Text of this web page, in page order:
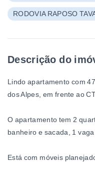
RODOVIA RAPOSO
Descrição do
Lindo apartamento com
dos Alpes, em frente ao
O apartamento tem 2
banheiro e sacada, 1
Está com móveis